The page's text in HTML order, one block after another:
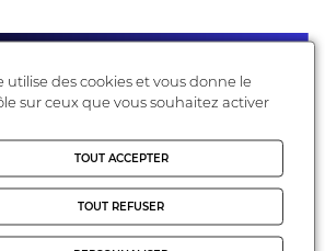
utilise des cookies et vous donne le
sur ceux que vous souhaitez activer
TOUT ACCEPTER
TOUT REFUSER